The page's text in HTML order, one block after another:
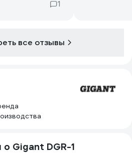
1
все отзывы
Gigant DGR-1